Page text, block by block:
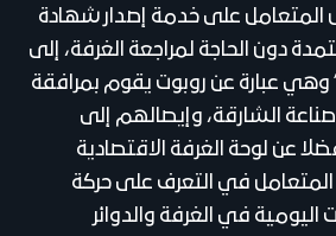
المتعامل على خدمة إصدار شهادة
دون الحاجة لمراجعة الغرفة، إلى
وهي عبارة عن روبوت يقوم بمرافقة
وصناعة الشارقة، وإيصالهم إلى
عن لوحة الغرفة الاقتصادية
في التعرف على حركة
اليومية في الغرفة والدوائر